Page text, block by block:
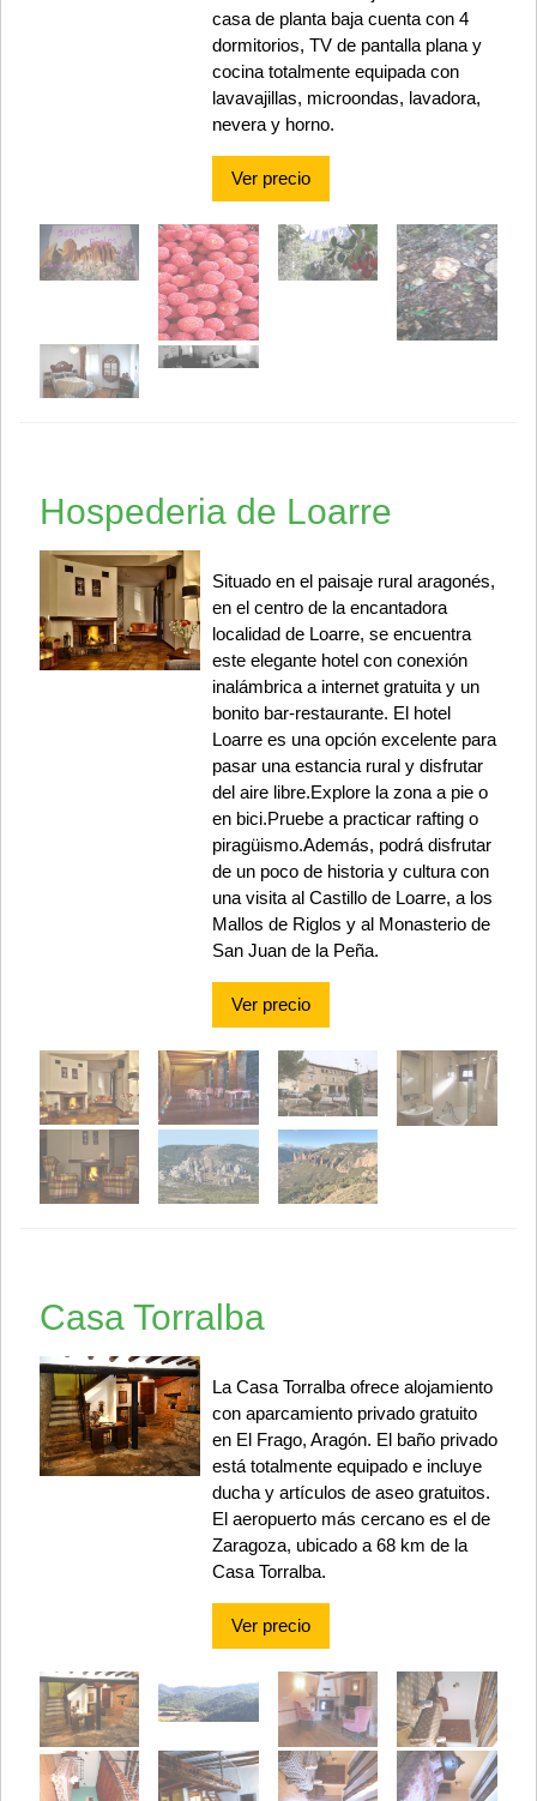
casa de planta baja cuenta con 4
dormitorios, TV de pantalla plana y
cocina totalmente equipada con
lavavajillas, microondas, lavadora,
nevera y horno.
Ver precio
Hospederia de Loarre
Situado en el paisaje rural aragonés,
en el centro de la encantadora
localidad de Loarre, se encuentra
este elegante hotel con conexión
inalámbrica a internet gratuita y un
bonito bar-restaurante. El hotel
Loarre es una opción excelente para
pasar una estancia rural y disfrutar
del aire libre.Explore la zona a pie o
en bici.Pruebe a practicar rafting o
piragüismo.Además, podrá disfrutar
de un poco de historia y cultura con
una visita al Castillo de Loarre, a los
Mallos de Riglos y al Monasterio de
San Juan de la Peña.
Ver precio
Casa Torralba
La Casa Torralba ofrece alojamiento
con aparcamiento privado gratuito
en El Frago, Aragón. El baño privado
está totalmente equipado e incluye
ducha y artículos de aseo gratuitos.
El aeropuerto más cercano es el de
Zaragoza, ubicado a 68 km de la
Casa Torralba.
Ver precio